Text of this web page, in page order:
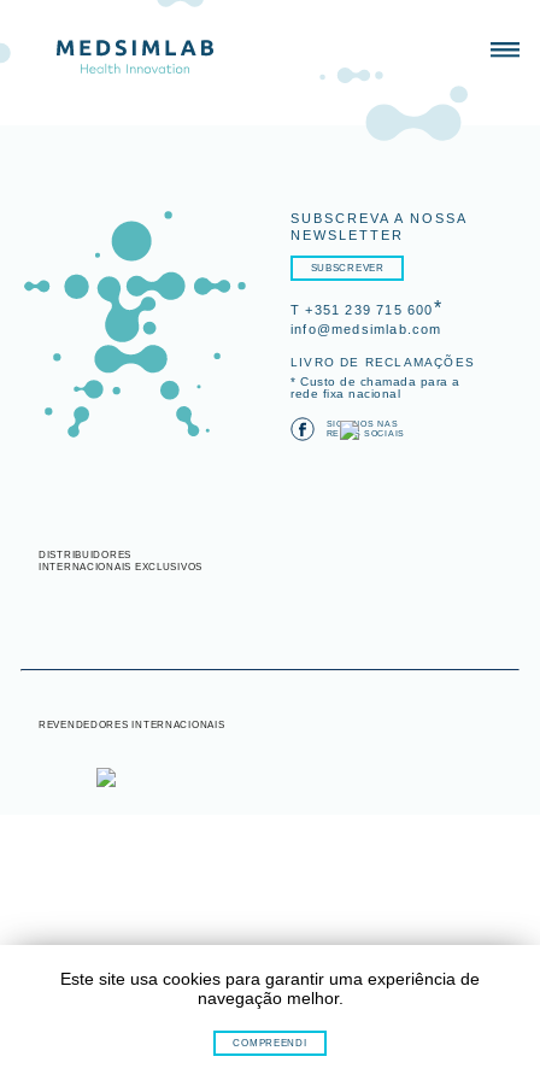
Este site usa cookies para garantir uma experiência de
navegação melhor.
COMPREENDI
SUBSCREVA A NOSSA
NEWSLETTER
SUBSCREVER
T +351 239 715 600*
info@medsimlab.com
LIVRO DE RECLAMAÇÕES
* Custo de chamada para a
rede fixa nacional
SIGA-NOS NAS
REDES SOCIAIS
DISTRIBUIDORES
INTERNACIONAIS EXCLUSIVOS
REVENDEDORES INTERNACIONAIS